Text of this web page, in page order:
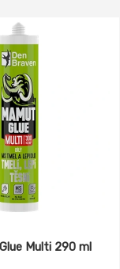
Multi 290 ml